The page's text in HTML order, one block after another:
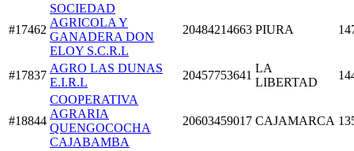
#17462
SOCIEDAD
AGRICOLA Y
GANADERA DON
ELOY S.C.R.L
20484214663 PIURA
#17837
AGRO LAS DUNAS
E.I.R.L
20457753641
LA
LIBERTAD
#18844
COOPERATIVA
AGRARIA
QUENGOCOCHA
CAJABAMBA
20603459017 CAJAMARCA